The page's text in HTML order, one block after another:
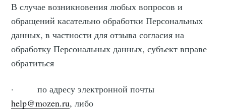
В случае возникновения любых вопросов и
обращений касательно обработки Персональных
данных, в частности для отзыва согласия на
обработку Персональных данных, субъект вправе
обратиться
· по адресу электронной почты
help@mozen.ru, либо